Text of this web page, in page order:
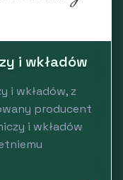
i wkładów
i wkładów, z
producent
i wkładów